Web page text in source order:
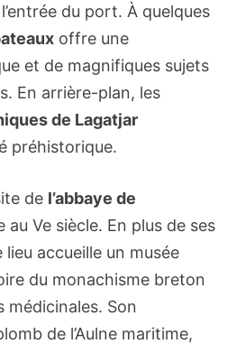
l’entrée du port. À quelques
offre une
et de magnifiques sujets
En arrière-plan, les
de Lagatjar
préhistorique.
de l’abbaye de
au Ve siècle. En plus de ses
accueille un musée
du monachisme breton
médicinales. Son
de l’Aulne maritime,